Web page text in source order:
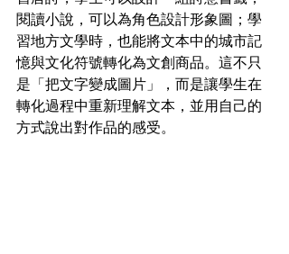
閱讀小說，可以為角色設計形象圖；學
習地方文學時，也能將文本中的城市記
憶與文化符號轉化為文創商品。這不只
是「把文字變成圖片」，而是讓學生在
轉化過程中重新理解文本，並用自己的
方式說出對作品的感受。